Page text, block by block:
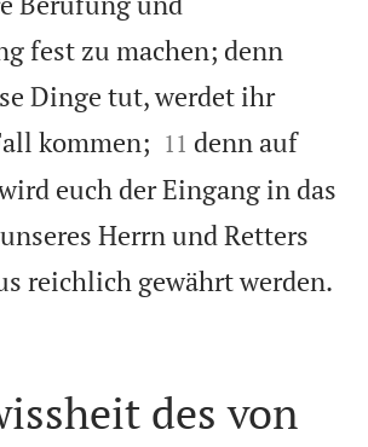
fest zu machen; denn
Dinge tut, werdet ihr
kommen; 

11 denn auf
euch der Eingang in das
Herrn und Retters
reichlich gewährt werden.
des von